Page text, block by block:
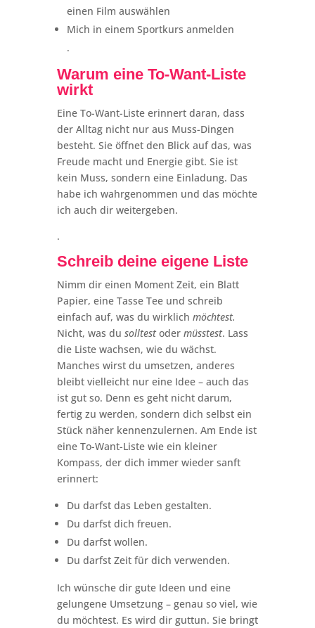
einen Film auswählen
Mich in einem Sportkurs anmelden
.
Warum eine To-Want-Liste
wirkt
Eine To-Want-Liste erinnert daran, dass
der Alltag nicht nur aus Muss-Dingen
besteht. Sie öffnet den Blick auf das, was
Freude macht und Energie gibt. Sie ist
kein Muss, sondern eine Einladung. Das
habe ich wahrgenommen und das möchte
ich auch dir weitergeben.
.
Schreib deine eigene Liste
Nimm dir einen Moment Zeit, ein Blatt
Papier, eine Tasse Tee und schreib
einfach auf, was du wirklich möchtest.
Nicht, was du solltestoder müsstest. Lass
die Liste wachsen, wie du wächst.
Manches wirst du umsetzen, anderes
bleibt vielleicht nur eine Idee – auch das
ist gut so. Denn es geht nicht darum,
fertig zu werden, sondern dich selbst ein
Stück näher kennenzulernen. Am Ende ist
eine To-Want-Liste wie ein kleiner
Kompass, der dich immer wieder sanft
erinnert:
Du darfst das Leben gestalten.
Du darfst dich freuen.
Du darfst wollen.
Du darfst Zeit für dich verwenden.
Ich wünsche dir gute Ideen und eine
gelungene Umsetzung – genau so viel, wie
du möchtest. Es wird dir guttun. Sie bringt